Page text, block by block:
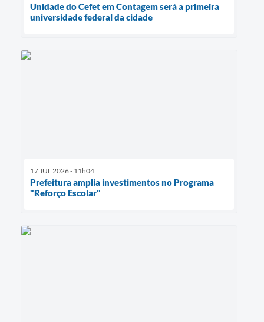
Unidade do Cefet em Contagem será a primeira
universidade federal da cidade
17 JUL 2026 - 11h04
Prefeitura amplia investimentos no Programa
"Reforço Escolar"